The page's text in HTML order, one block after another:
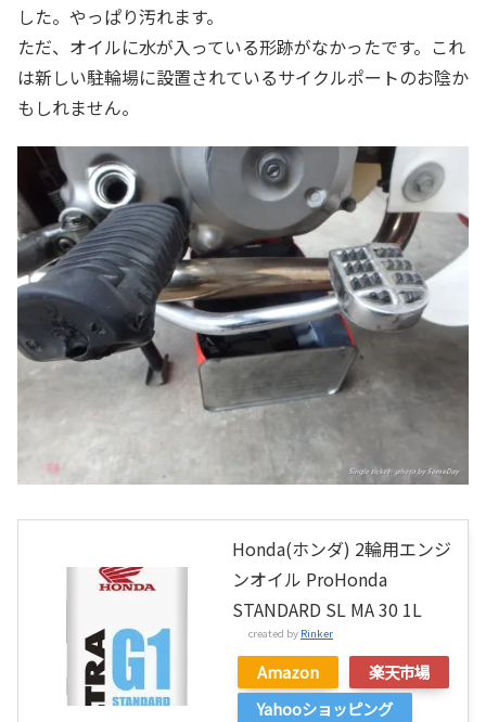
した。やっぱり汚れます。
ただ、オイルに水が入っている形跡がなかったです。これ
は新しい駐輪場に設置されているサイクルポートのお陰か
もしれません。
Honda(ホンダ) 2輪用エンジ
ンオイル ProHonda
STANDARD SL MA 30 1L
created by Rinker
Amazon
楽天市場
Yahooショッピング